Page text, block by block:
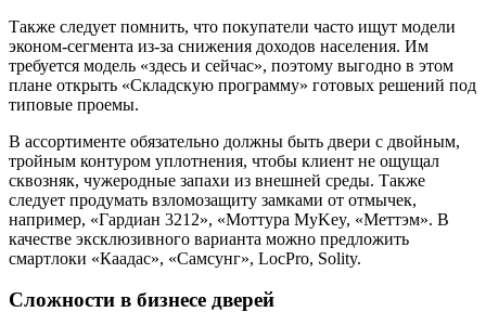
Также следует помнить, что покупатели часто ищут модели
эконом-сегмента из-за снижения доходов населения. Им
требуется модель «здесь и сейчас», поэтому выгодно в этом
плане открыть «Складскую программу» готовых решений под
типовые проемы.
В ассортименте обязательно должны быть двери с двойным,
тройным контуром уплотнения, чтобы клиент не ощущал
сквозняк, чужеродные запахи из внешней среды. Также
следует продумать взломозащиту замками от отмычек,
например, «Гардиан 3212», «Моттура MyKey, «Меттэм». В
качестве эксклюзивного варианта можно предложить
смартлоки «Каадас», «Самсунг», LocPro, Solity.
Сложности в бизнесе дверей